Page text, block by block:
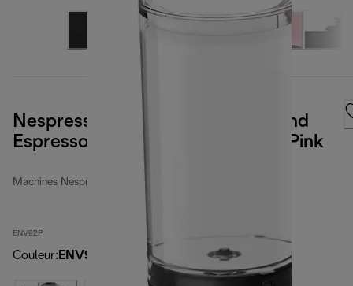
Nespresso Vertuo Pop+ Coffee and
Espresso Machine by De'Longhi, Pink
Machines Nespresso
ENV92P
Couleur: ENV92P